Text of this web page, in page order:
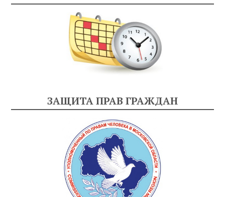
ЗАЩИТА ПРАВ ГРАЖДАН